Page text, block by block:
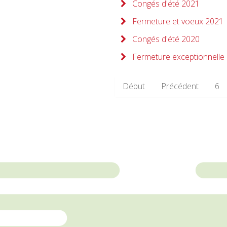
Congés d'été 2021
Fermeture et voeux 2021
Congés d'été 2020
Fermeture exceptionnelle
Début Précédent 6